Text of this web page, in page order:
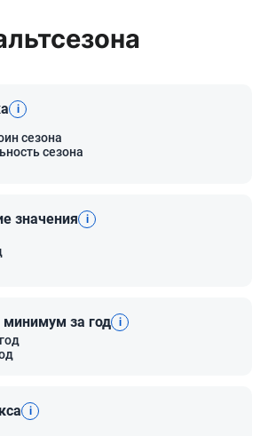
i
сезона
сезона
значения i
за год i
i